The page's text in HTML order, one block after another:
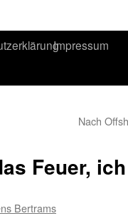
Impressum
Nach
Feuer,
Bertrams